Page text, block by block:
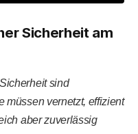
Sicherheit am
sind
müssen vernetzt, effizient
aber zuverlässig